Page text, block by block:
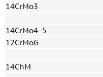
14CrMo3
14CrMo4−5
12CrMoG
14ChM